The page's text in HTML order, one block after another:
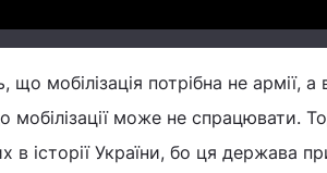
мобілізація потрібна не армії,
мобілізації може не спрацювати.
в історії України, бо ця держава